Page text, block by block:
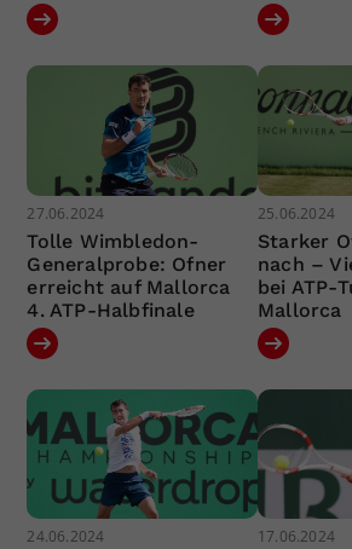
27.06.2024
Tolle Wimbledon-
Generalprobe: Ofner
erreicht auf Mallorca
4. ATP-Halbfinale
25.06.2024
Starker
nach –
bei ATP-
Mallorca
24.06.2024 17.06.2024